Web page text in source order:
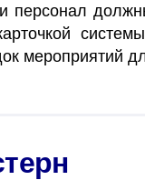
персонал
мероприятий